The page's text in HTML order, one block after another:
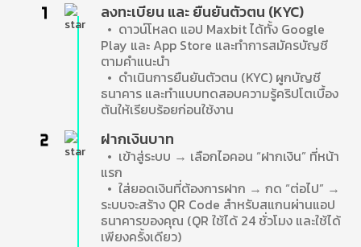
ลงทะเบียน และ ยืนยันตัวตน (KYC)
• ดาวน์โหลด แอป Maxbit ได้ทั้ง Google
Play และ App Store และทำการสมัครบัญชี
ตามคำแนะนำ
• ดำเนินการยืนยันตัวตน (KYC) ผูกบัญชี
ธนาคาร และทำแบบทดสอบความรู้คริปโตเบื้อง
ต้นให้เรียบร้อยก่อนใช้งาน
ฝากเงินบาท
• เข้าสู่ระบบ → เลือกไอคอน “ฝากเงิน” ที่หน้า
แรก
• ใส่ยอดเงินที่ต้องการฝาก → กด “ต่อไป” →
ระบบจะสร้าง QR Code สำหรับสแกนผ่านแอป
ธนาคารของคุณ (QR ใช้ได้ 24 ชั่วโมง และใช้ได้
เพียงครั้งเดียว)